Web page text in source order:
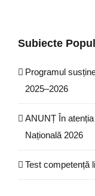
Subiecte
Programul
2025–2026
ANUNȚ În
Națională 2026
Test competență